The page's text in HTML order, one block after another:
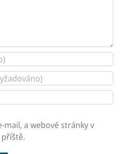
mail, a webové stránky v